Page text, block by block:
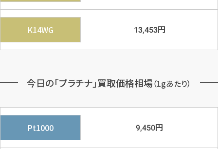
K14WG 13,453円
今日の「プラチナ」買取価格相場（1gあたり）
Pt1000 9,450円